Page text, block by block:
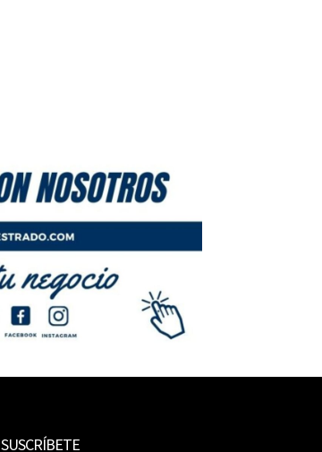
SUSCRÍBETE